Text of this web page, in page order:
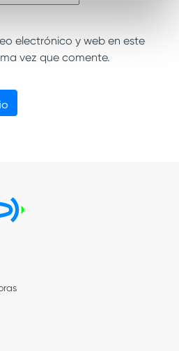
electrónico y web en este
vez que comente.